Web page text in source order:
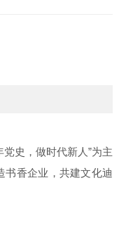
史，做时代新人”为主
书香企业，共建文化迪